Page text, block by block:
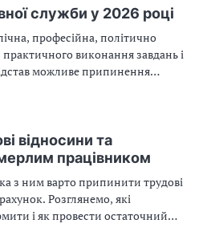
служби у 2026 році
професійна, політично
практичного виконання завдань і
можливе припинення
відносини та
працівником
з ним варто припинити трудові
Розглянемо, які
і як провести остаточний